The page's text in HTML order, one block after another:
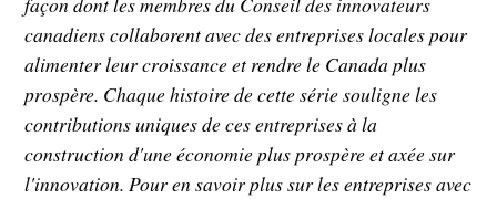
canadiens collaborent avec des entreprises locales pour
alimenter leur croissance et rendre le Canada plus
prospère. Chaque histoire de cette série souligne les
contributions uniques de ces entreprises à la
construction d'une économie plus prospère et axée sur
l'innovation. Pour en savoir plus sur les entreprises avec